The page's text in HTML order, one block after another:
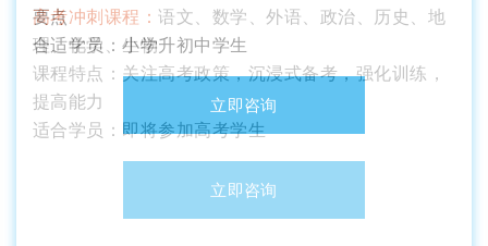
要点
合适学员：小学升初中学生
立即咨询